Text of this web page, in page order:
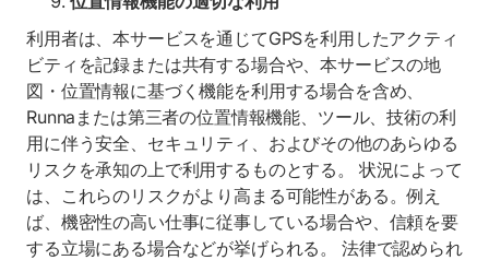
利用者は、本サービスを通じてGPSを利用したアクティ
ビティを記録または共有する場合や、本サービスの地
図・位置情報に基づく機能を利用する場合を含め、
Runnaまたは第三者の位置情報機能、ツール、技術の利
用に伴う安全、セキュリティ、およびその他のあらゆる
リスクを承知の上で利用するものとする。 状況によって
は、これらのリスクがより高まる可能性がある。例え
ば、機密性の高い仕事に従事している場合や、信頼を要
する立場にある場合などが挙げられる。 法律で認められ